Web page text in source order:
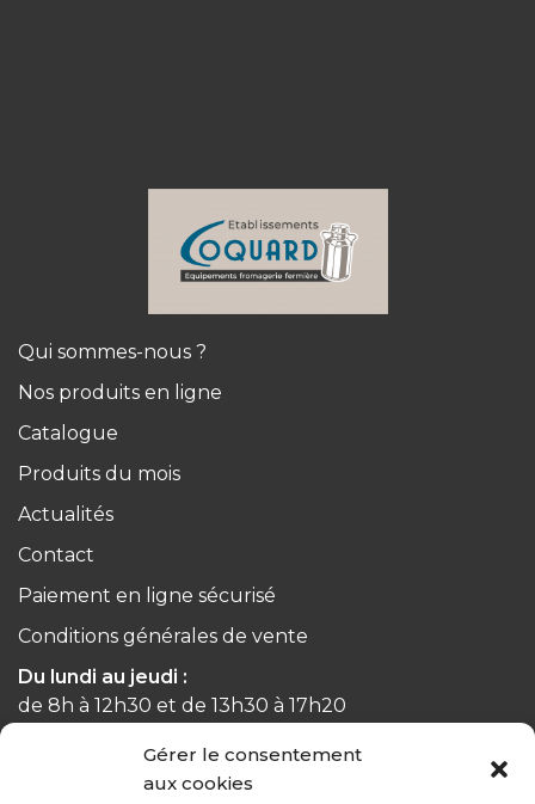
Gérer le consentement
aux cookies
Qui sommes-nous ?
Nos produits en ligne
Catalogue
Produits du mois
Actualités
Contact
Paiement en ligne sécurisé
Conditions générales de vente
Du lundi au jeudi :
de 8h à 12h30 et de 13h30 à 17h20
Le vendredi :
de 8h à 12h30 et de 13h30 à 16h